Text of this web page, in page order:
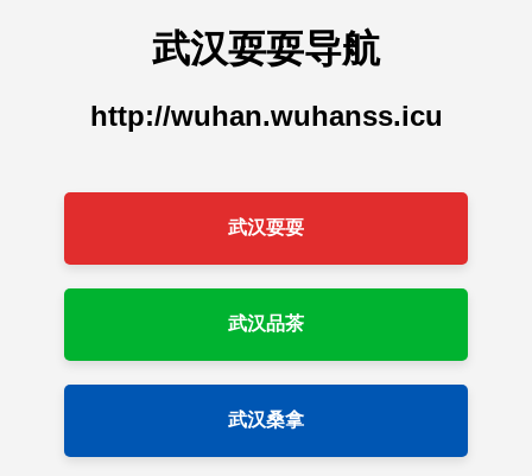
武汉耍耍导航
http://wuhan.wuhanss.icu
武汉耍耍
武汉品茶
武汉桑拿